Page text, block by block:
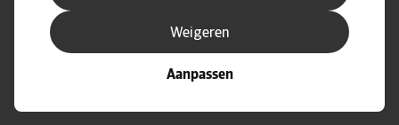
Aanpassen
Weigeren
Atradius Dutch State Business handelt in